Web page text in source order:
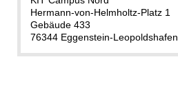
Hermann-von-Helmholtz-Platz 1
Gebäude 433
76344 Eggenstein-Leopoldshafen